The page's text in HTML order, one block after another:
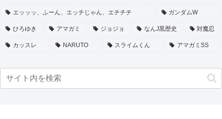
エッッッ、ふーん、エッチじゃん、エチチチ ガンダムW
ひろゆき アマガミ ジョジョ なんJ黒歴史 対魔忍
カッスレ NARUTO スライムくん アマガミSS